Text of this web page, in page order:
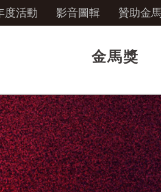
度活動 影音圖輯 贊助金馬
金馬獎